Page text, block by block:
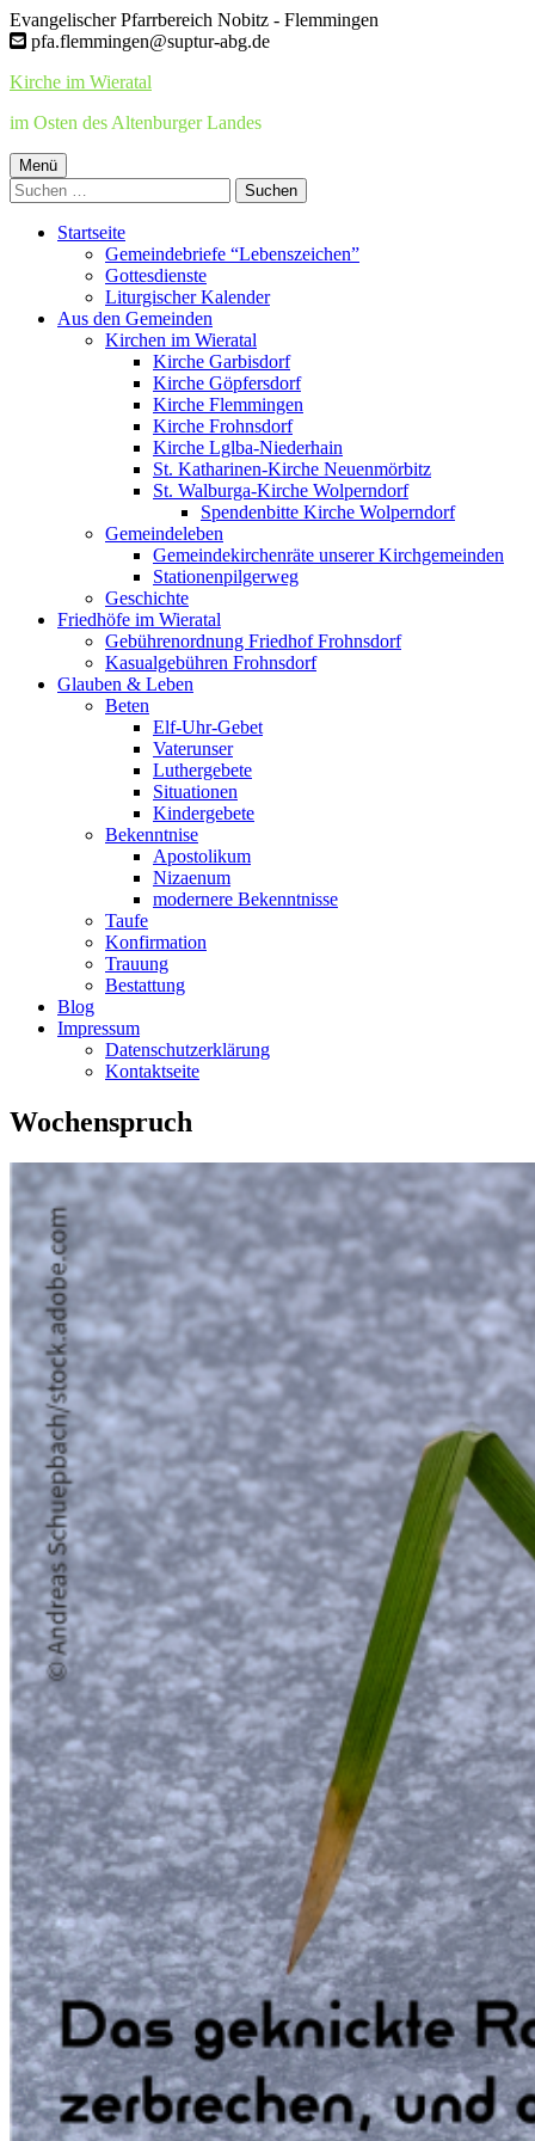
Springe
zum
Evangelischer Pfarrbereich Nobitz - Flemmingen
pfa.flemmingen@suptur-abg.de
Kirche im Wieratal
im Osten des Altenburger Landes
Primäres
Menü
Menü
Suchen
nach:
Startseite
Gemeindebriefe “Lebenszeichen”
Gottesdienste
Liturgischer Kalender
Aus den Gemeinden
Kirchen im Wieratal
Kirche Garbisdorf
Kirche Göpfersdorf
Kirche Flemmingen
Kirche Frohnsdorf
Kirche Lglba-Niederhain
St. Katharinen-Kirche Neuenmörbitz
St. Walburga-Kirche Wolperndorf
Spendenbitte Kirche Wolperndorf
Gemeindeleben
Gemeindekirchenräte unserer Kirchgemeinden
Stationenpilgerweg
Geschichte
Friedhöfe im Wieratal
Gebührenordnung Friedhof Frohnsdorf
Kasualgebühren Frohnsdorf
Glauben & Leben
Beten
Elf-Uhr-Gebet
Vaterunser
Luthergebete
Situationen
Kindergebete
Bekenntnise
Apostolikum
Nizaenum
modernere Bekenntnisse
Taufe
Konfirmation
Trauung
Bestattung
Blog
Impressum
Datenschutzerklärung
Kontaktseite
Wochenspruch